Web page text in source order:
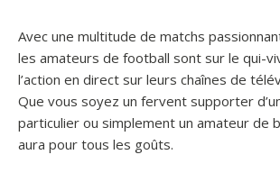
Avec une multitude de matchs
les amateurs de football sont sur le qui-
l’action en direct sur leurs chaînes de
Que vous soyez un fervent supporter
particulier ou simplement un amateur de
aura pour tous les goûts.